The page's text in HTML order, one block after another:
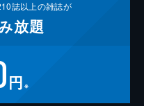
誌以上の雑誌が
放題
円 ※